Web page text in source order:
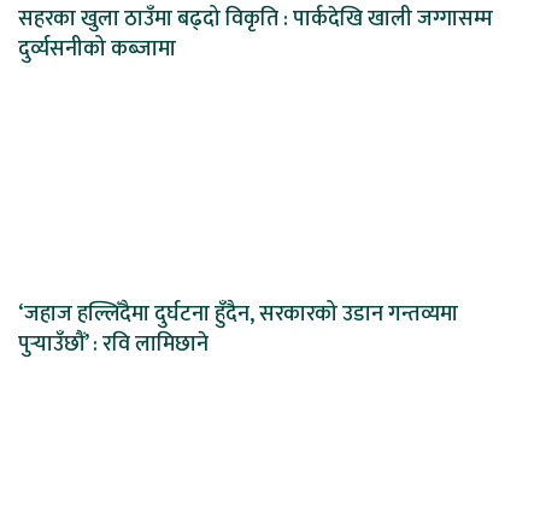
सहरका खुला ठाउँमा बढ्दो विकृति : पार्कदेखि खाली जग्गासम्म
दुर्व्यसनीको कब्जामा
‘जहाज हल्लिँदैमा दुर्घटना हुँदैन, सरकारको उडान गन्तव्यमा
पुर्‍याउँछौं’ : रवि लामिछाने